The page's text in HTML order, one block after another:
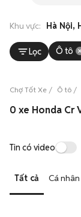
Khu vực: Hà Nội,
Lọc Ô tô
Chợ Tốt Xe Ô tô
0 xe Honda Cr
Tin có video
Tất cả Cá nhân